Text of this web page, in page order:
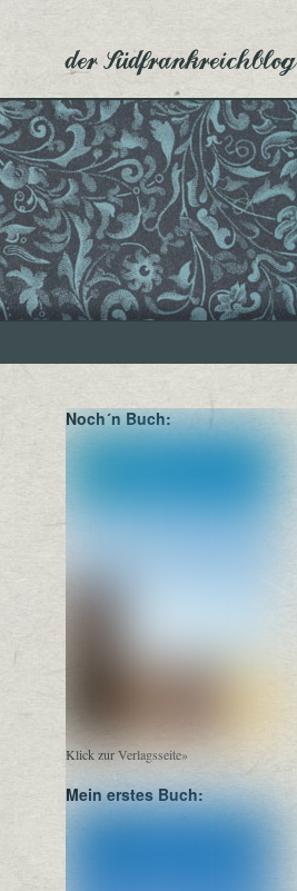
der Südfrankreichblog
Noch´n Buch:
Klick zur Verlagsseite»
Mein erstes Buch: